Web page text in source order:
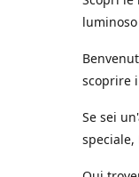
scoprire
Se sei
speciale,